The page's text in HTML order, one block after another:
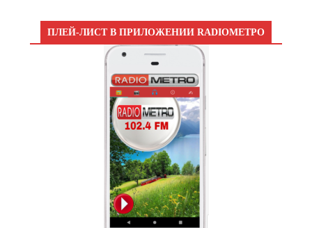
ПЛЕЙ-ЛИСТ В ПРИЛОЖЕНИИ RADIOМЕТРО